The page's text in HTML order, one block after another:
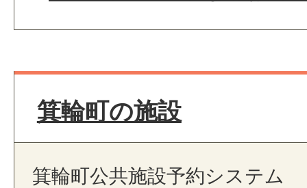
箕輪町の施設
箕輪町公共施設予約システム